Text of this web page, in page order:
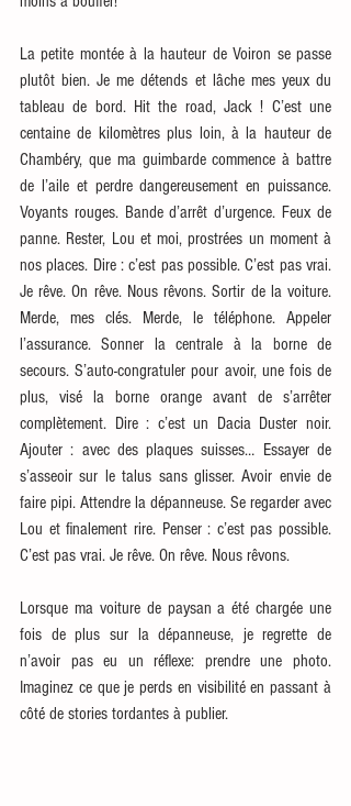
La petite montée à la hauteur de Voiron se passe
plutôt bien. Je me détends et lâche mes yeux du
tableau de bord. Hit the road, Jack ! C’est une
centaine de kilomètres plus loin, à la hauteur de
Chambéry, que ma guimbarde commence à battre
de l’aile et perdre dangereusement en puissance.
Voyants rouges. Bande d’arrêt d’urgence. Feux de
panne. Rester, Lou et moi, prostrées un moment à
nos places. Dire : c’est pas possible. C’est pas vrai.
Je rêve. On rêve. Nous rêvons. Sortir de la voiture.
Merde, mes clés. Merde, le téléphone. Appeler
l’assurance. Sonner la centrale à la borne de
secours. S’auto-congratuler pour avoir, une fois de
plus, visé la borne orange avant de s’arrêter
complètement. Dire : c’est un Dacia Duster noir.
Ajouter : avec des plaques suisses… Essayer de
s’asseoir sur le talus sans glisser. Avoir envie de
faire pipi. Attendre la dépanneuse. Se regarder avec
Lou et finalement rire. Penser : c’est pas possible.
C’est pas vrai. Je rêve. On rêve. Nous rêvons.
Lorsque ma voiture de paysan a été chargée une
fois de plus sur la dépanneuse, je regrette de
n’avoir pas eu un réflexe: prendre une photo.
Imaginez ce que je perds en visibilité en passant à
côté de stories tordantes à publier.